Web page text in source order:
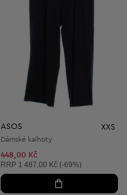
ASOS XXS
Dámské kalhoty
448,00 Kč
Doporučená cena:
RRP 1 487,00 Kč (-69%)